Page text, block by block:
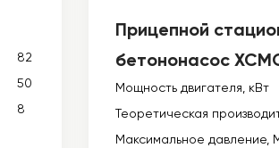
82
50
8
Прицепной
бетононасос
Мощность двигателя, кВт
Теоретическая
Максимальное давление,